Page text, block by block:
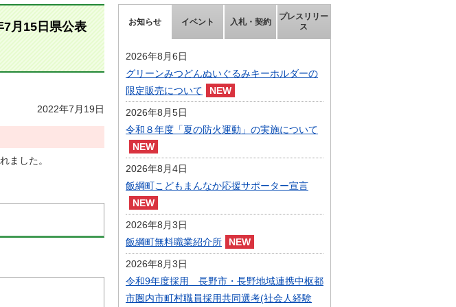
ュー
就労支援
農林業振興
届出・証明・法
令・規制
企業の税金
入札・契約
指定管理者制度
人材募集
組織案内
庁舎案内
ふるさと納税
人事・職員募集
まちづくり
庁舎建設
7月15日県公表
2022年7月19日
ました。
お知らせ イベント 入札・契約
プレスリリー
ス
2026年8月6日
グリーンみつどんぬいぐるみキーホルダーの
限定販売について
2026年8月5日
令和８年度「夏の防火運動」の実施について
2026年8月4日
飯綱町こどもまんなか応援サポーター宣言
2026年8月3日
飯綱町無料職業紹介所
2026年8月3日
令和9年度採用 長野市・長野地域連携中枢都
市圏内市町村職員採用共同選考(社会人経験